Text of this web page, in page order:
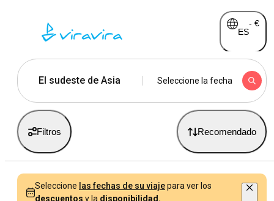
ES
- €
El sudeste de Asia Seleccione la fecha
Filtros Recomendado
Seleccione las fechas de su viajepara ver los
descuentos y la disponibilidad.